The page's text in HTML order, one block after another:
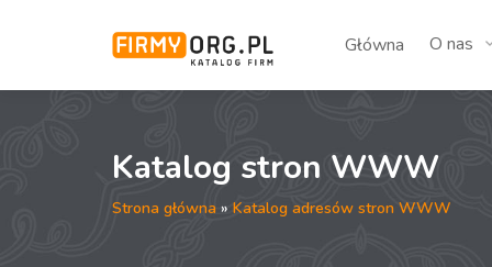
Główna O nas
Katalog stron WWW
Strona główna » Katalog adresów stron WWW